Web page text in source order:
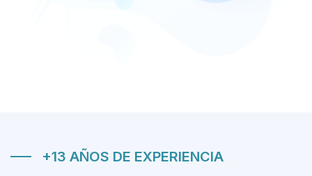
+13 AÑOS DE EXPERIENCIA